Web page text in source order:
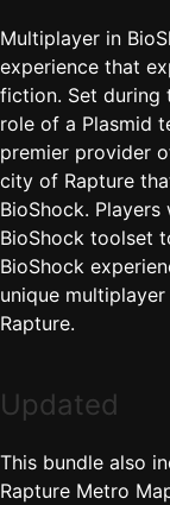
Multiplayer in
experience that
fiction. Set during
role of a Plasmid
premier provider
city of Rapture
BioShock.
BioShock toolset
BioShock
unique
Rapture.
Updated
This bundle also
Rapture Metro